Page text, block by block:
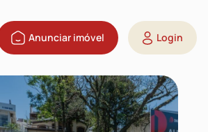
Anunciar imóvel Login